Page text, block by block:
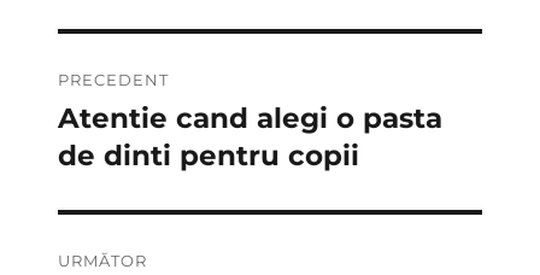
în
articole
PRECEDENT
Articolul
anterior:
Atentie cand alegi o pasta
de dinti pentru copii
URMĂTOR